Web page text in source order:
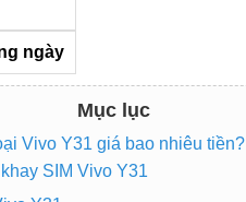
ngày
Mục lục
Vivo Y31 giá bao nhiêu tiền?
SIM Vivo Y31